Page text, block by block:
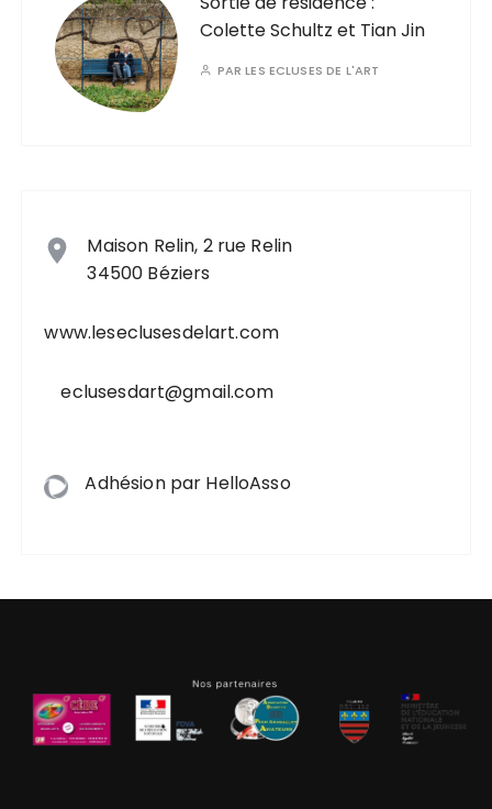
Colette Schultz et Tian Jin
PARLES ECLUSES DE L'ART
Maison Relin, 2 rue Relin
34500 Béziers
www.leseclusesdelart.com
eclusesdart@gmail.com
Adhésion par HelloAsso